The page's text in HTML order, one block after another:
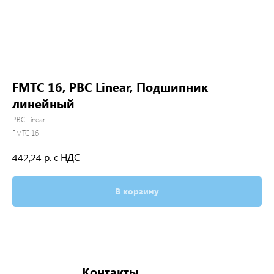
FMTC 16, PBC Linear, Подшипник
линейный
PBC Linear
FMTC 16
442,24 р. с НДС
В корзину